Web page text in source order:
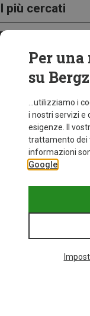
I più cercati
Per
su
...utilizziamo i
i nostri servizi e
esigenze. Il
trattamento dei
informazioni
Google